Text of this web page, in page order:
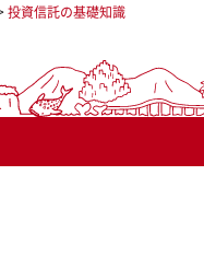
投資信託の基礎知識